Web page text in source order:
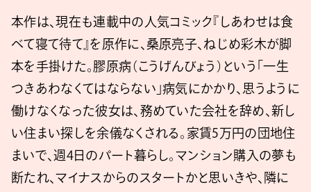
本作は、現在も連載中の人気コミック『しあわせは食
べて寝て待て』を原作に、桑原亮子、ねじめ彩木が脚
本を手掛けた。膠原病（こうげんびょう）という「一生
つきあわなくてはならない」病気にかかり、思うように
働けなくなった彼女は、務めていた会社を辞め、新し
い住まい探しを余儀なくされる。家賃5万円の団地住
まいで、週4日のパート暮らし。マンション購入の夢も
断たれ、マイナスからのスタートかと思いきや、隣に